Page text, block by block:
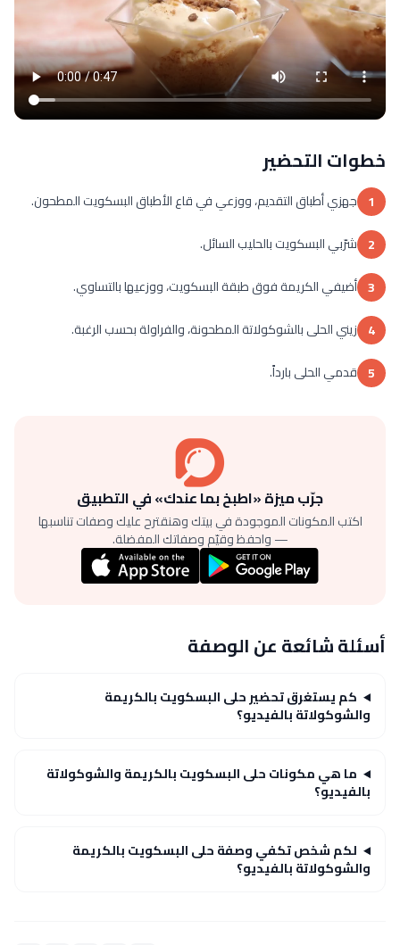
خطوات التحضير
1 جهزي أطباق التقديم، ووزعي في قاع الأطباق البسكويت المطحون.
2 شرّبي البسكويت بالحليب السائل.
3 أضيفي الكريمة فوق طبقة البسكويت، ووزعيها بالتساوي.
4 زيني الحلى بالشوكولاتة المطحونة، والفراولة بحسب الرغبة.
5 قدمي الحلى بارداً.
جرّب ميزة «اطبخ بما عندك» في التطبيق
اكتب المكونات الموجودة في بيتك وهنقترح عليك وصفات تناسبها
— واحفظ وقيّم وصفاتك المفضلة.
أسئلة شائعة عن الوصفة
كم يستغرق تحضير حلى البسكويت بالكريمة
والشوكولاتة بالفيديو؟
ما هي مكونات حلى البسكويت بالكريمة والشوكولاتة
بالفيديو؟
لكم شخص تكفي وصفة حلى البسكويت بالكريمة
والشوكولاتة بالفيديو؟